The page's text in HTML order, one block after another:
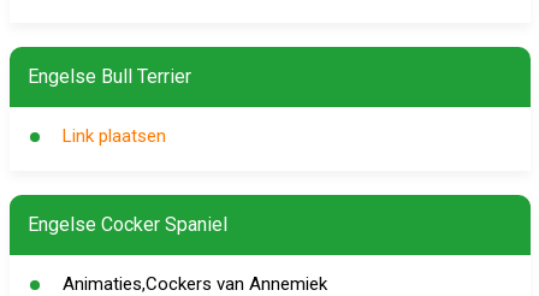
Engelse Bull Terrier
Link plaatsen
Engelse Cocker Spaniel
Animaties,Cockers van Annemiek